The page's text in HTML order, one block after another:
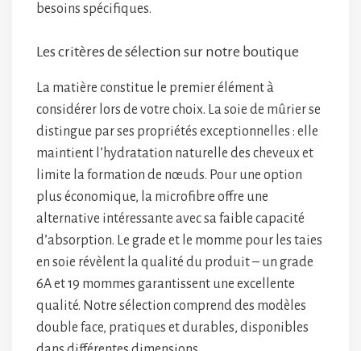
besoins spécifiques.
Les critères de sélection sur notre boutique
La matière constitue le premier élément à
considérer lors de votre choix. La soie de mûrier se
distingue par ses propriétés exceptionnelles : elle
maintient l’hydratation naturelle des cheveux et
limite la formation de nœuds. Pour une option
plus économique, la microfibre offre une
alternative intéressante avec sa faible capacité
d’absorption. Le grade et le momme pour les taies
en soie révèlent la qualité du produit – un grade
6A et 19 mommes garantissent une excellente
qualité. Notre sélection comprend des modèles
double face, pratiques et durables, disponibles